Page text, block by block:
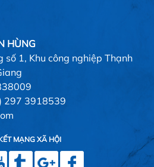
HÙNG
1, Khu công nghiệp Thạnh
297 3918539
MẠNG XÃ HỘI